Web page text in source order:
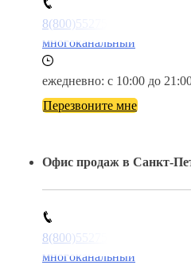
8(800)5527584
многоканальный
ежедневно: с 10:00 до
Перезвоните мне
Офис продаж в Санкт-
8(800)5527584
многоканальный